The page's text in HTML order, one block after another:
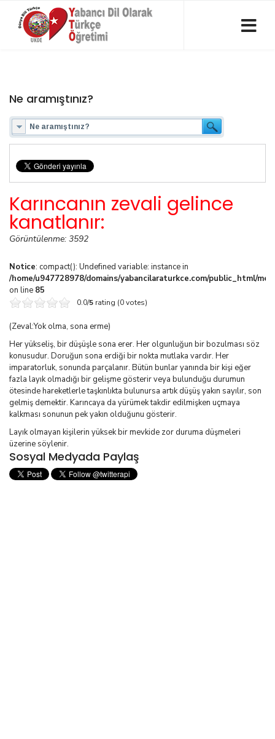
Ne aramıştınız?
Karıncanın zevali gelince
kanatlanır:
Görüntülenme: 3592
Notice: compact(): Undefined variable: instance in
/home/u947728978/domains/yabancilaraturkce.com/public_html/
on line 85
0.0/5 rating (0 votes)
(Zeval:Yok olma, sona erme)
Her yükseliş, bir düşüşle sona erer. Her olgunluğun bir bozulması söz
konusudur. Doruğun sona erdiği bir nokta mutlaka vardır. Her
imparatorluk, sonunda parçalanır. Bütün bunlar yanında bir kişi eğer
fazla layık olmadığı bir gelişme gösterir veya bulunduğu durumun
ötesinde hareketlerle taşkınlıkta bulunursa artık düşüş yakın sayılır, son
gelmiş demektir. Karıncaya da yürümek takdir edilmişken uçmaya
kalkması sonunun pek yakın olduğunu gösterir.
Layık olmayan kişilerin yüksek bir mevkide zor duruma düşmeleri
üzerine söylenir.
Sosyal Medyada Paylaş